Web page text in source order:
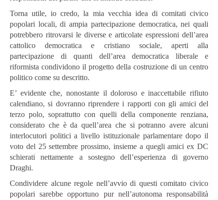
Torna utile, io credo, la mia vecchia idea di comitati civico
popolari locali, di ampia partecipazione democratica, nei quali
potrebbero ritrovarsi le diverse e articolate espressioni dell’area
cattolico democratica e cristiano sociale, aperti alla
partecipazione di quanti dell’area democratica liberale e
riformista condividono il progetto della costruzione di un centro
politico come su descritto.
E’ evidente che, nonostante il doloroso e inaccettabile rifiuto
calendiano, si dovranno riprendere i rapporti con gli amici del
terzo polo, soprattutto con quelli della componente renziana,
considerato che è da quell’area che si potranno avere alcuni
interlocutori politici a livello istituzionale parlamentare dopo il
voto del 25 settembre prossimo, insieme a quegli amici ex DC
schierati nettamente a sostegno dell’esperienza di governo
Draghi.
Condividere alcune regole nell’avvio di questi comitato civico
popolari sarebbe opportuno pur nell’autonoma responsabilità